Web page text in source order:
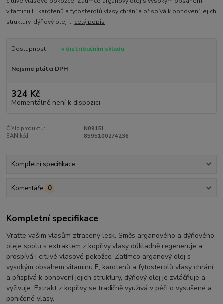
vitaminu E, karotenů a fytosterolů vlasy chrání a přispívá k obnovení jejich
struktury, dýňový olej ... celý popis
Dostupnost v distribučním skladu
Nejsme plátci DPH
324 Kč
Momentálně není k dispozici
Číslo produktu:
N0915I
EAN kód:
8595100274236
Kompletní specifikace
Komentáře 0
Kompletní specifikace
Vraťte vašim vlasům ztracený lesk. Směs arganového a dýňového
oleje spolu s extraktem z kopřivy vlasy důkladně regeneruje a
prospívá i citlivé vlasové pokožce. Zatímco arganový olej s
vysokým obsahem vitaminu E, karotenů a fytosterolů vlasy chrání
a přispívá k obnovení jejich struktury, dýňový olej je zvláčňuje a
vyživuje. Extrakt z kopřivy se tradičně využívá v péči o vysušené a
poničené vlasy.